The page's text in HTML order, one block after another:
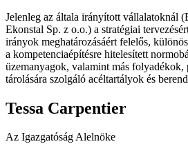
Jelenleg az általa irányított vállalatoknál
Ekonstal Sp. z o.o.) a stratégiai
irányok meghatározásáért felelős,
a kompetenciaépítésre hitelesített
üzemanyagok, valamint más
tárolására szolgáló acéltartályok és
Tessa Carpentier
Az Igazgatóság Alelnöke